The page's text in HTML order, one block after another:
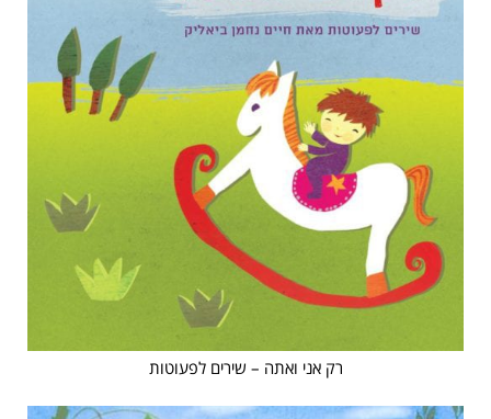
רק אני ואתה – שירים לפעוטות